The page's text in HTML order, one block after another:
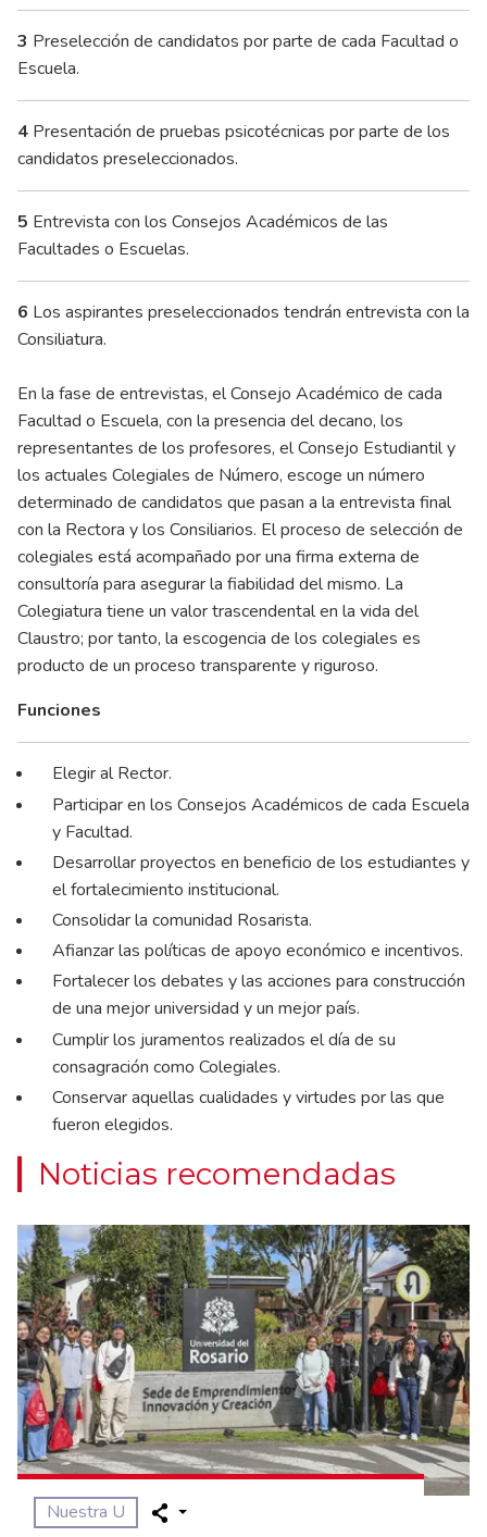
3 Preselección de candidatos por parte de cada Facultad o
Escuela.
4 Presentación de pruebas psicotécnicas por parte de los
candidatos preseleccionados.
5 Entrevista con los Consejos Académicos de las
Facultades o Escuelas.
6 Los aspirantes preseleccionados tendrán entrevista con la
Consiliatura.
En la fase de entrevistas, el Consejo Académico de cada
Facultad o Escuela, con la presencia del decano, los
representantes de los profesores, el Consejo Estudiantil y
los actuales Colegiales de Número, escoge un número
determinado de candidatos que pasan a la entrevista final
con la Rectora y los Consiliarios. El proceso de selección de
colegiales está acompañado por una firma externa de
consultoría para asegurar la fiabilidad del mismo. La
Colegiatura tiene un valor trascendental en la vida del
Claustro; por tanto, la escogencia de los colegiales es
producto de un proceso transparente y riguroso.
Funciones
Elegir al Rector.
Participar en los Consejos Académicos de cada Escuela
y Facultad.
Desarrollar proyectos en beneficio de los estudiantes y
el fortalecimiento institucional.
Consolidar la comunidad Rosarista.
Afianzar las políticas de apoyo económico e incentivos.
Fortalecer los debates y las acciones para construcción
de una mejor universidad y un mejor país.
Cumplir los juramentos realizados el día de su
consagración como Colegiales.
Conservar aquellas cualidades y virtudes por las que
fueron elegidos.
Noticias recomendadas
Nuestra U